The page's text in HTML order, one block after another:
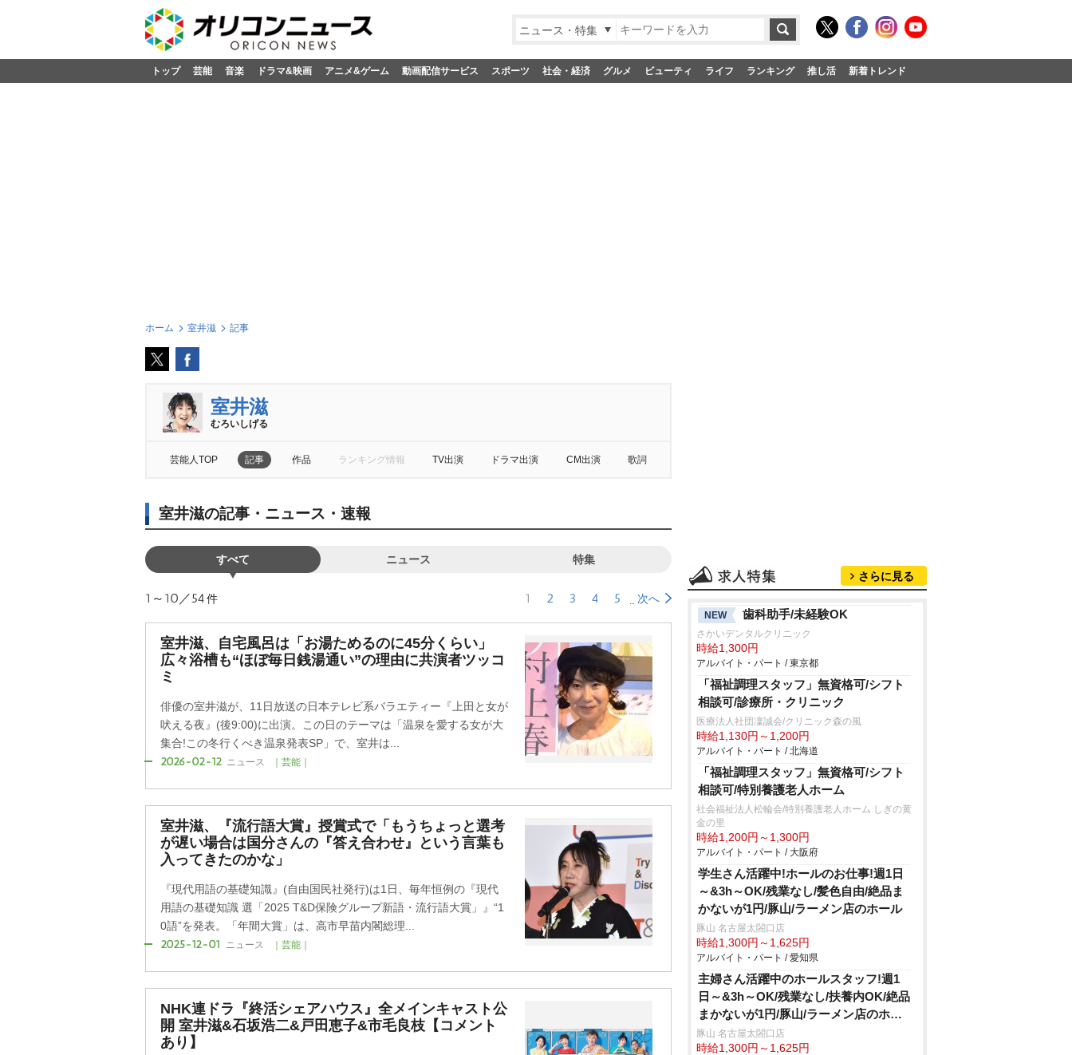
ニュース・特集
トップ 芸能 音楽 ドラマ&映画 アニメ&ゲーム 動画配信サービス スポーツ 社会・経済 グルメ ビューティ ライフ ランキング 推し活 新着トレンド
ホーム 室井滋 記事
室井滋
むろいしげる
芸能人TOP 記事 作品 ランキング情報 TV出演 ドラマ出演 CM出演 歌詞
室井滋の記事・ニュース・速報
すべて ニュース 特集
1～10／54件 1 2 3 4 5 次へ
室井滋、自宅風呂は「お湯ためるのに45分くらい」
広々浴槽も“ほぼ毎日銭湯通い”の理由に共演者ツッコ
ミ
俳優の室井滋が、11日放送の日本テレビ系バラエティー『上田と女が
吠える夜』(後9:00)に出演。この日のテーマは「温泉を愛する女が大
集合!この冬行くべき温泉発表SP」で、室井は...
2026-02-12 ニュース ｜芸能｜
室井滋、『流行語大賞』授賞式で「もうちょっと選考
が遅い場合は国分さんの『答え合わせ』という言葉も
入ってきたのかな」
『現代用語の基礎知識』(自由国民社発行)は1日、毎年恒例の『現代
用語の基礎知識 選「2025 T&D保険グループ新語・流行語大賞」』“1
0語”を発表。「年間大賞」は、高市早苗内閣総理...
2025-12-01 ニュース ｜芸能｜
NHK連ドラ『終活シェアハウス』全メインキャスト公
開 室井滋&石坂浩二&戸田恵子&市毛良枝【コメント
あり】
さらに見る
NEW 歯科助手/未経験OK
さかいデンタルクリニック
時給1,300円
アルバイト・パート / 東京都
「福祉調理スタッフ」無資格可/シフト
相談可/診療所・クリニック
医療法人社団凜誠会/クリニック森の風
時給1,130円～1,200円
アルバイト・パート / 北海道
「福祉調理スタッフ」無資格可/シフト
相談可/特別養護老人ホーム
社会福祉法人松輪会/特別養護老人ホーム しぎの黄
金の里
時給1,200円～1,300円
アルバイト・パート / 大阪府
学生さん活躍中!ホールのお仕事!週1日
～&3h～OK/残業なし/髪色自由/絶品ま
かないが1円/豚山/ラーメン店のホール
豚山 名古屋太閤口店
時給1,300円～1,625円
アルバイト・パート / 愛知県
主婦さん活躍中のホールスタッフ!週1
日～&3h～OK/残業なし/扶養内OK/絶品
まかないが1円/豚山/ラーメン店のホー
ル
豚山 名古屋太閤口店
時給1,300円～1,625円